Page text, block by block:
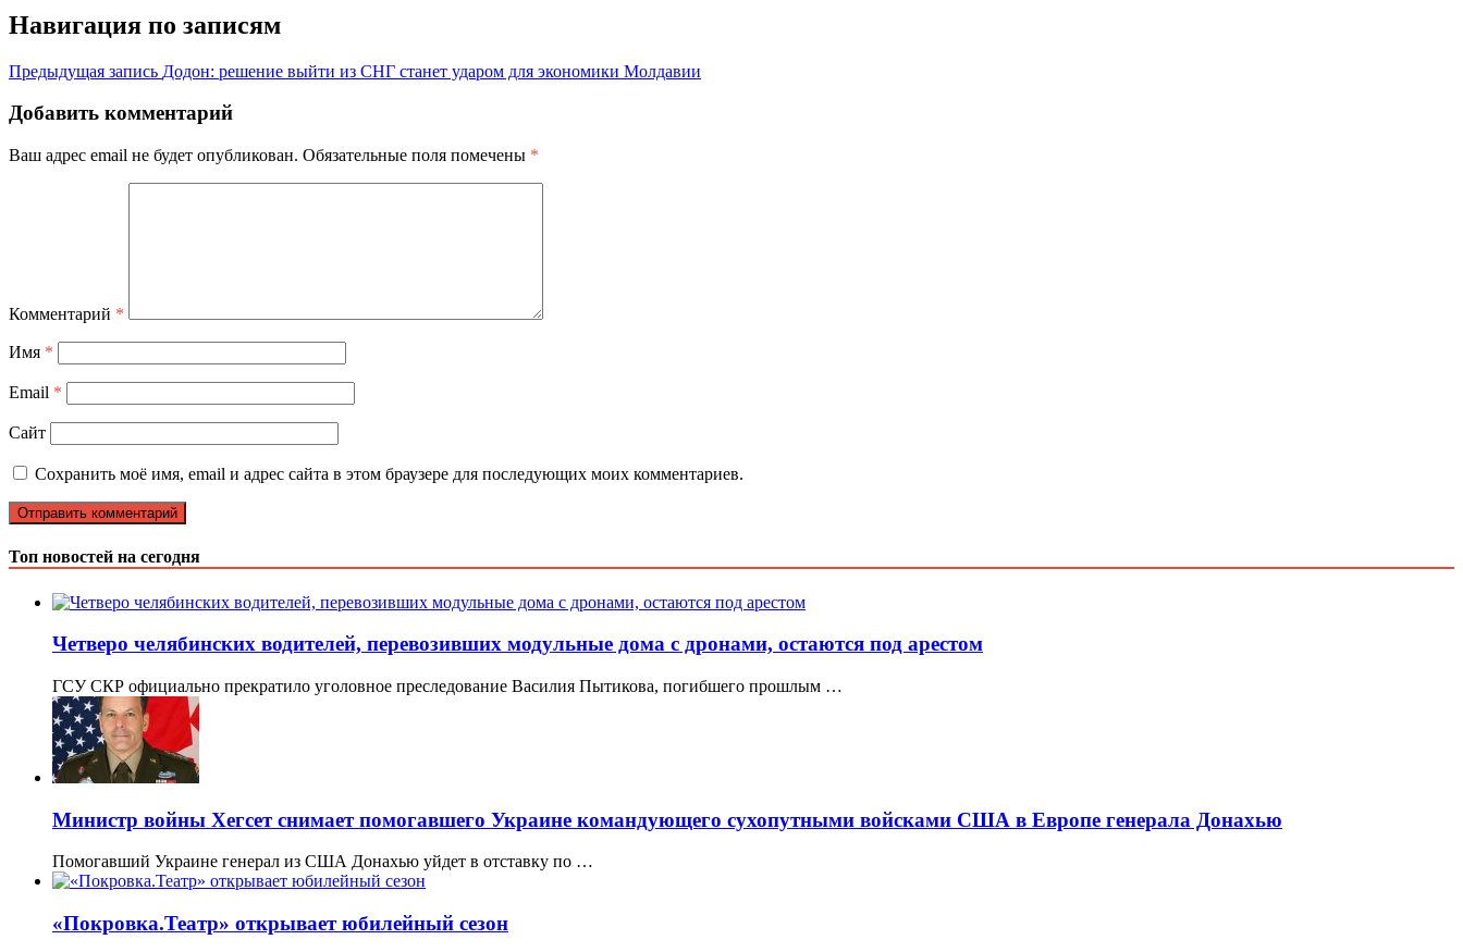
Навигация по записям
Предыдущая запись Додон: решение выйти из СНГ станет ударом для экономики Молдавии
Добавить комментарий
Ваш адрес email не будет опубликован. Обязательные поля помечены *
Комментарий *
Имя *
Email *
Сайт
Сохранить моё имя, email и адрес сайта в этом браузере для последующих моих комментариев.
Топ новостей на сегодня
Четверо челябинских водителей, перевозивших модульные дома с дронами, остаются под арестом
ГСУ СКР официально прекратило уголовное преследование Василия Пытикова, погибшего прошлым …
Министр войны Хегсет снимает помогавшего Украине командующего сухопутными войсками США в Европе генерала Донахью
Помогавший Украине генерал из США Донахью уйдет в отставку по …
«Покровка.Театр» открывает юбилейный сезон